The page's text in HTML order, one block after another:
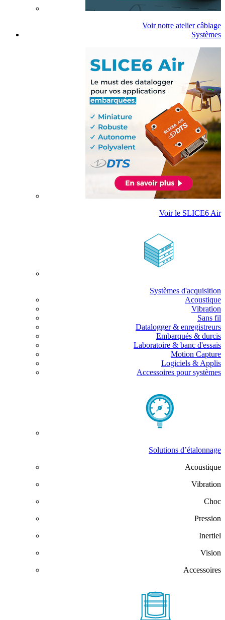
Voir notre atelier câblage
Systèmes
Voir le SLICE6 Air
Systèmes d'acquisition
Acoustique
Vibration
Sans fil
Datalogger & enregistreurs
Embarqués & durcis
Laboratoire & banc d'essais
Motion Capture
Logiciels & Applis
Accessoires pour systèmes
Solutions d’étalonnage
Acoustique
Vibration
Choc
Pression
Inertiel
Vision
Accessoires